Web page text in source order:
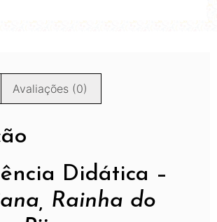
Avaliações (0)
Didática –
Rainha do